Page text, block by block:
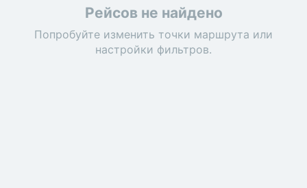
Рейсов не найдено
Попробуйте изменить точки маршрута или
настройки фильтров.